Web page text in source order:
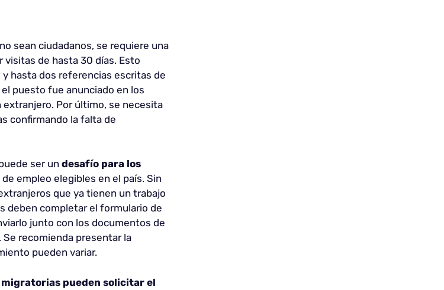
sean ciudadanos, se requiere una
visitas de hasta 30 días. Esto
hasta dos referencias escritas de
puesto fue anunciado en los
Por último, se necesita
confirmando la falta de
ser un desafío para los
empleo elegibles en el país. Sin
que ya tienen un trabajo
deben completar el formulario de
junto con los documentos de
recomienda presentar la
pueden variar.
pueden solicitar el